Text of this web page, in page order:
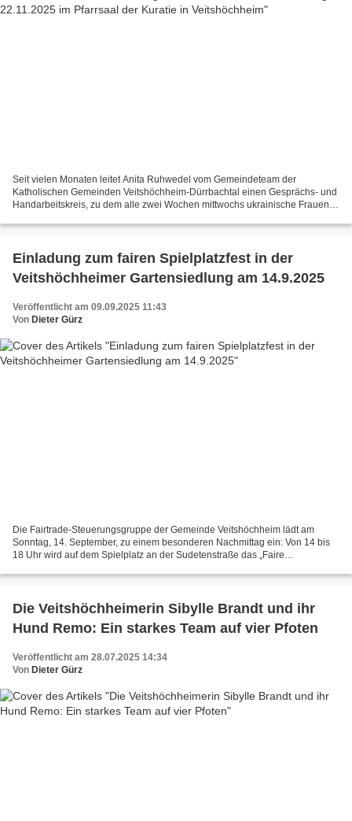
Seit vielen Monaten leitet Anita Ruhwedel vom Gemeindeteam der
Katholischen Gemeinden Veitshöchheim-Dürrbachtal einen Gesprächs- und
Handarbeitskreis, zu dem alle zwei Wochen mittwochs ukrainische Frauen –
Einladung zum fairen Spielplatzfest in der
Veitshöchheimer Gartensiedlung am 14.9.2025
Veröffentlicht am 09.09.2025 11:43
Von Dieter Gürz
Die Fairtrade-Steuerungsgruppe der Gemeinde Veitshöchheim lädt am
Sonntag, 14. September, zu einem besonderen Nachmittag ein: Von 14 bis
18 Uhr wird auf dem Spielplatz an der Sudetenstraße das „Faire
Die Veitshöchheimerin Sibylle Brandt und ihr
Hund Remo: Ein starkes Team auf vier Pfoten
Veröffentlicht am 28.07.2025 14:34
Von Dieter Gürz